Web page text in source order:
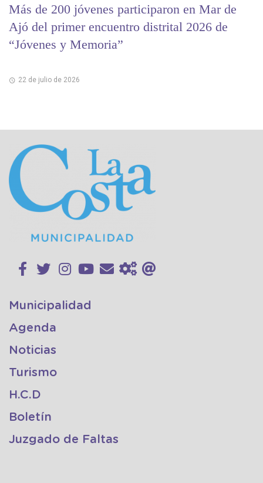
Más de 200 jóvenes participaron en Mar de
Ajó del primer encuentro distrital 2026 de
“Jóvenes y Memoria”
22 de julio de 2026
Municipalidad
Agenda
Noticias
Turismo
H.C.D
Boletín
Juzgado de Faltas